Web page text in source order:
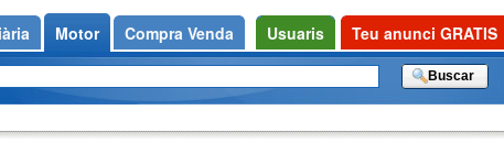
Motor Compra Venda Usuaris Teu anunci GRATIS